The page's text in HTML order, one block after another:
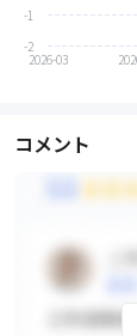
-2
-1
2026-03
コメント